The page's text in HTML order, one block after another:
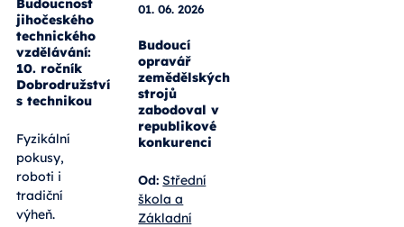
02. 06. 2026
Budoucnost
technického
vzdělávání:
10. ročník
Dobrodružství
s technikou
01. 06. 2026
Budoucí
opravář
zemědělských
strojů
zabodoval v
republikové
konkurenci
Od: Střední
škola a
Základní